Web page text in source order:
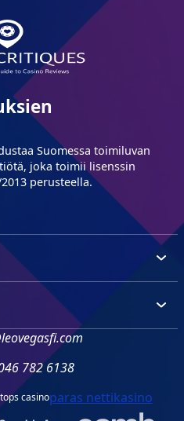
Suomessa toimiluvan
joka toimii lisenssin
2013 perusteella.
782 6138
casinoparas nettikasino